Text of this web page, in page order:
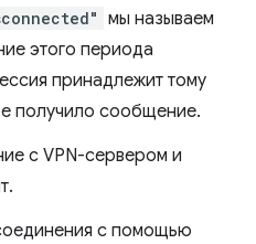
мы называем
этого периода
принадлежит тому
получило сообщение.
с VPN-сервером и
с помощью